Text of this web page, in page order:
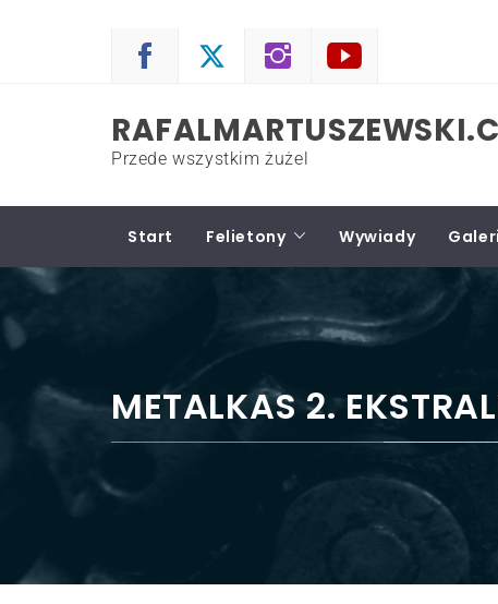
Przede wszystkim żużel
Start Felietony Wywiady
METALKAS 2.